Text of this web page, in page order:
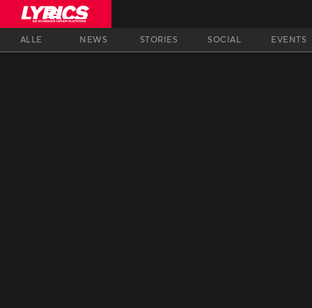
ALLE NEWS STORIES SOCIAL EVENTS